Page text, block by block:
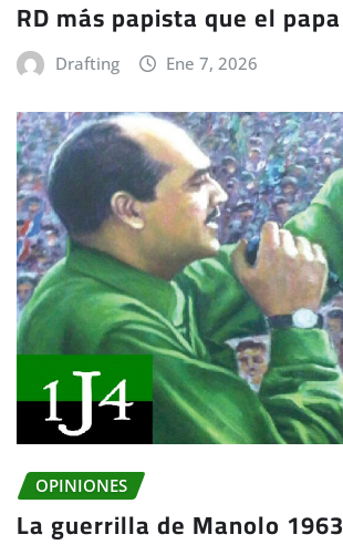
RD más papista que el papa
Drafting Ene 7, 2026
OPINIONES
La guerrilla de Manolo 1963